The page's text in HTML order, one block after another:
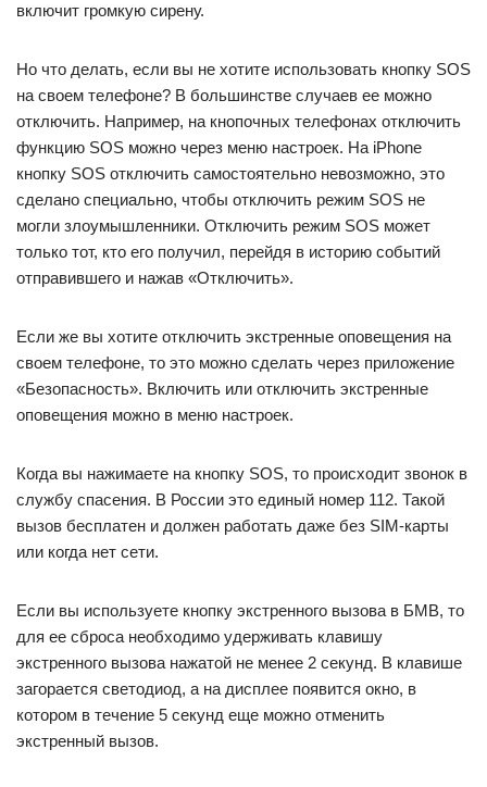
включит громкую сирену.
Но что делать, если вы не хотите использовать кнопку SOS
на своем телефоне? В большинстве случаев ее можно
отключить. Например, на кнопочных телефонах отключить
функцию SOS можно через меню настроек. На iPhone
кнопку SOS отключить самостоятельно невозможно, это
сделано специально, чтобы отключить режим SOS не
могли злоумышленники. Отключить режим SOS может
только тот, кто его получил, перейдя в историю событий
отправившего и нажав «Отключить».
Если же вы хотите отключить экстренные оповещения на
своем телефоне, то это можно сделать через приложение
«Безопасность». Включить или отключить экстренные
оповещения можно в меню настроек.
Когда вы нажимаете на кнопку SOS, то происходит звонок в
службу спасения. В России это единый номер 112. Такой
вызов бесплатен и должен работать даже без SIM-карты
или когда нет сети.
Если вы используете кнопку экстренного вызова в БМВ, то
для ее сброса необходимо удерживать клавишу
экстренного вызова нажатой не менее 2 секунд. В клавише
загорается светодиод, а на дисплее появится окно, в
котором в течение 5 секунд еще можно отменить
экстренный вызов.